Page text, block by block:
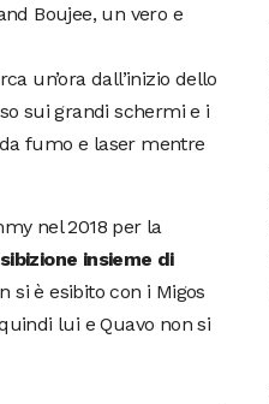
Boujee, un vero e
un’ora dall’inizio dello
sui grandi schermi e i
fumo e laser mentre
nel 2018 per la
insieme di
si è esibito con i Migos
lui e Quavo non si